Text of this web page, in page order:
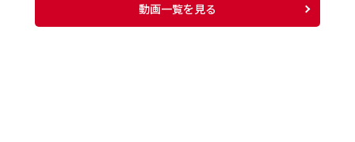
動画一覧を見る